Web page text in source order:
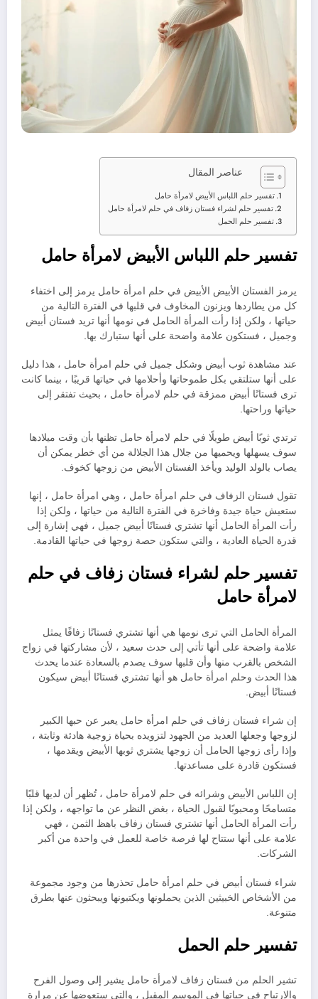
عناصر المقال
تفسير حلم اللباس الأبيض لامرأة حامل
تفسير حلم لشراء فستان زفاف في حلم لامرأة حامل
تفسير حلم الحمل
تفسير حلم اللباس الأبيض لامرأة حامل
يرمز الفستان الأبيض الأبيض في حلم امرأة حامل يرمز إلى اختفاء
كل من يطاردها ويزنون المخاوف في قلبها في الفترة التالية من
حياتها ، ولكن إذا رأت المرأة الحامل في نومها أنها تريد فستان أبيض
وجميل ، فستكون علامة واضحة على أنها ستبارك بها.
عند مشاهدة ثوب أبيض وشكل جميل في حلم امرأة حامل ، هذا دليل
على أنها ستلتقي بكل طموحاتها وأحلامها في حياتها قريبًا ، بينما كانت
ترى فستانًا أبيض ممزقة في حلم لامرأة حامل ، بحيث تفتقر إلى
حياتها وراحتها.
ترتدي ثوبًا أبيض طويلًا في حلم لامرأة حامل تظنها بأن وقت ميلادها
سوف يسهلها ويحميها من جلال هذا الجلالة من أي خطر يمكن أن
يصاب بالولد الوليد ويأخذ الفستان الأبيض من زوجها كخوف.
تقول فستان الزفاف في حلم امرأة حامل ، وهي امرأة حامل ، إنها
ستعيش حياة جيدة وفاخرة في الفترة التالية من حياتها ، ولكن إذا
رأت المرأة الحامل أنها تشتري فستانًا أبيض جميل ، فهي إشارة إلى
قدرة الحياة العادية ، والتي ستكون حصة زوجها في حياتها القادمة.
تفسير حلم لشراء فستان زفاف في حلم
لامرأة حامل
المرأة الحامل التي ترى نومها هي أنها تشتري فستانًا زفافًا يمثل
علامة واضحة على أنها تأتي إلى حدث سعيد ، لأن مشاركتها في زواج
الشخص بالقرب منها وأن قلبها سوف يصدم بالسعادة عندما يحدث
هذا الحدث وحلم امرأة حامل هو أنها تشتري فستانًا أبيض سيكون
فستانًا أبيض.
إن شراء فستان زفاف في حلم امرأة حامل يعبر عن حبها الكبير
لزوجها وجعلها العديد من الجهود لتزويده بحياة زوجية هادئة وثابتة ،
وإذا رأى زوجها الحامل أن زوجها يشتري ثوبها الأبيض ويقدمها ،
فستكون قادرة على مساعدتها.
إن اللباس الأبيض وشرائه في حلم لامرأة حامل ، تُظهر أن لديها قلبًا
متسامحًا ومحبوبًا لقبول الحياة ، بغض النظر عن ما تواجهه ، ولكن إذا
رأت المرأة الحامل أنها تشتري فستان زفاف باهظ الثمن ، فهي
علامة على أنها ستتاح لها فرصة خاصة للعمل في واحدة من أكبر
الشركات.
شراء فستان أبيض في حلم امرأة حامل تحذرها من وجود مجموعة
من الأشخاص الخبيثين الذين يحملونها ويكتبونها ويبحثون عنها بطرق
متنوعة.
تفسير حلم الحمل
تشير الحلم من فستان زفاف لامرأة حامل يشير إلى وصول الفرح
والارتياح في حياتها في الموسم المقبل ، والتي ستعوضها عن مرارة